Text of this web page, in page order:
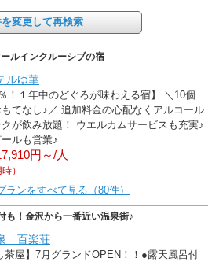
変更して再検索
ルインクルーシブの宿
ルゆ華
！１年中のどぐろが味わえる宿】 ＼10個
てなし♪／ 追加料金の心配なくアルコール
が飲み放題！ ウエルカムサービスも充実♪
ルも営業♪
円～/人
）
ランをすべて見る（80件）
！金沢から一番近い温泉街♪
百楽荘
茶屋】7月グランドOPEN！！●露天風呂付